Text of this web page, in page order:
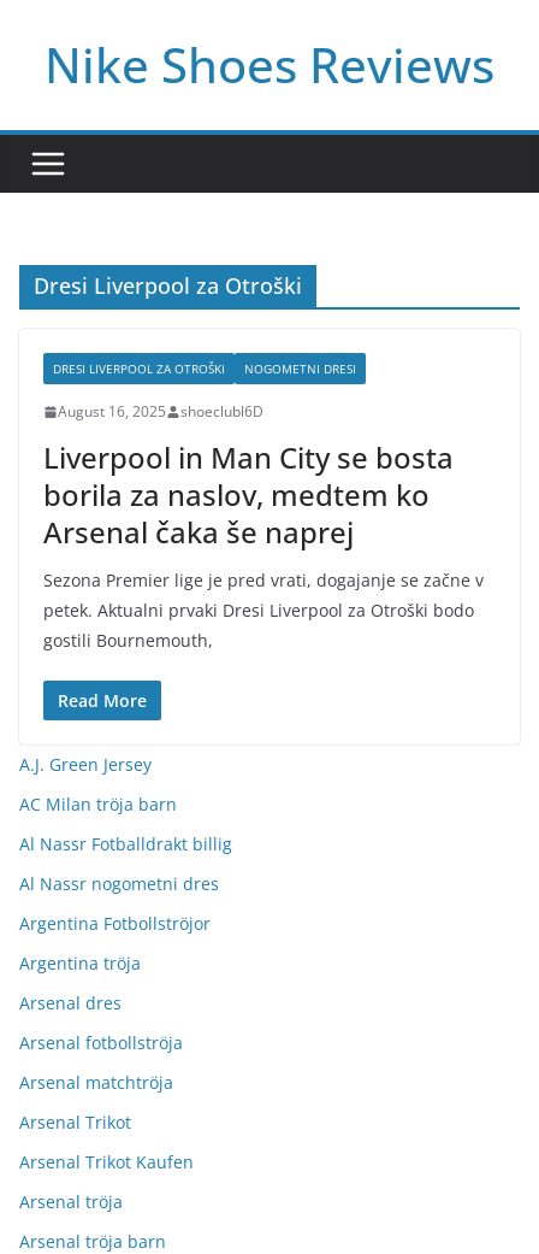
contentNike Shoes Reviews
Dresi Liverpool za Otroški
DRESI LIVERPOOL ZA OTROŠKI NOGOMETNI DRESI
August 16, 2025 shoeclubl6D
Liverpool in Man City se bosta
borila za naslov, medtem ko
Arsenal čaka še naprej
Sezona Premier lige je pred vrati, dogajanje se začne v
petek. Aktualni prvaki Dresi Liverpool za Otroški bodo
gostili Bournemouth,
Read More
A.J. Green Jersey
AC Milan tröja barn
Al Nassr Fotballdrakt billig
Al Nassr nogometni dres
Argentina Fotbollströjor
Argentina tröja
Arsenal dres
Arsenal fotbollströja
Arsenal matchtröja
Arsenal Trikot
Arsenal Trikot Kaufen
Arsenal tröja
Arsenal tröja barn